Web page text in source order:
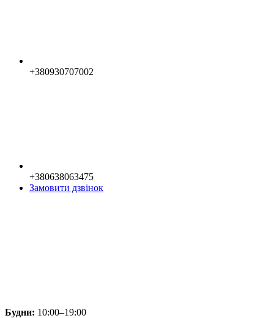
+380930707002
+380638063475
Замовити дзвінок
Будни: 10:00–19:00